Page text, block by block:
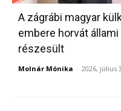
A zágrábi magyar
embere horvát
részesült
Molnár Mónika - 2026, július